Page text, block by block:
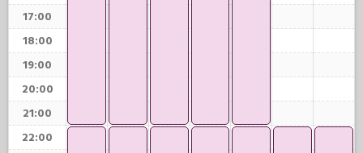
17:00
18:00
19:00
20:00
21:00
22:00